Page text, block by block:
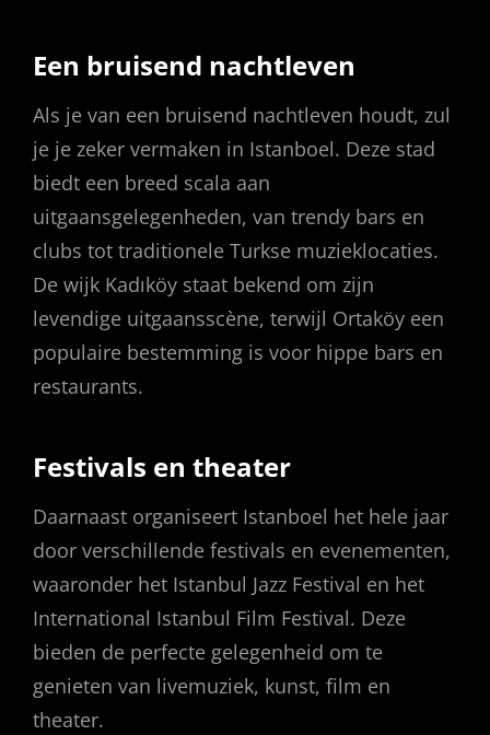
Een bruisend nachtleven
Als je van een bruisend nachtleven houdt, zul
je je zeker vermaken in Istanboel. Deze stad
biedt een breed scala aan
uitgaansgelegenheden, van trendy bars en
clubs tot traditionele Turkse muzieklocaties.
De wijk Kadıköy staat bekend om zijn
levendige uitgaansscène, terwijl Ortaköy een
populaire bestemming is voor hippe bars en
restaurants.
Festivals en theater
Daarnaast organiseert Istanboel het hele jaar
door verschillende festivals en evenementen,
waaronder het Istanbul Jazz Festival en het
International Istanbul Film Festival. Deze
bieden de perfecte gelegenheid om te
genieten van livemuziek, kunst, film en
theater.